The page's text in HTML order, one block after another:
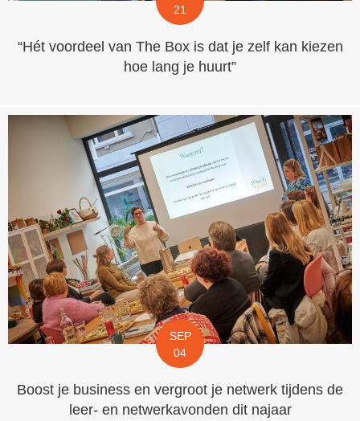
21
“Hét voordeel van The Box is dat je zelf kan kiezen
hoe lang je huurt”
SEP
04
Boost je business en vergroot je netwerk tijdens de
leer- en netwerkavonden dit najaar